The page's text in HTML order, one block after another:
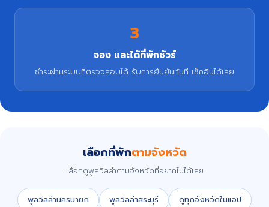
3
จอง และได้ที่พักชัวร์
ชำระผ่านระบบที่ตรวจสอบได้ รับการยืนยันทันที เช็กอินได้เลย
เลือกที่พักตามจังหวัด
เลือกดูพูลวิลล่าตามจังหวัดที่อยากไปได้เลย
พูลวิลล่านครนายก พูลวิลล่าสระบุรี ดูทุกจังหวัดในแอป